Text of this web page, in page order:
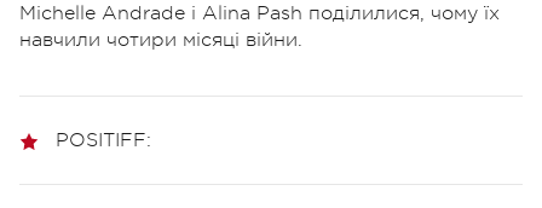
Michelle Andrade і Alina Pash поділилися, чому їх
навчили чотири місяці війни.
POSITIFF: